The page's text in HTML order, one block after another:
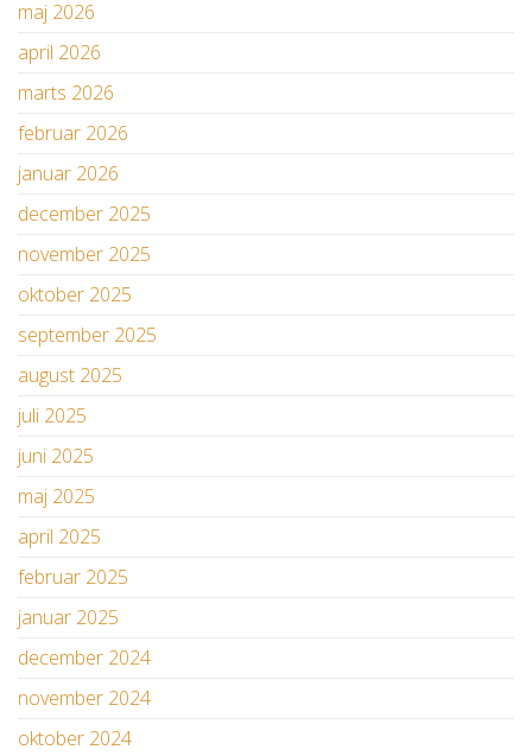
maj 2026
april 2026
marts 2026
februar 2026
januar 2026
december 2025
november 2025
oktober 2025
september 2025
august 2025
juli 2025
juni 2025
maj 2025
april 2025
februar 2025
januar 2025
december 2024
november 2024
oktober 2024